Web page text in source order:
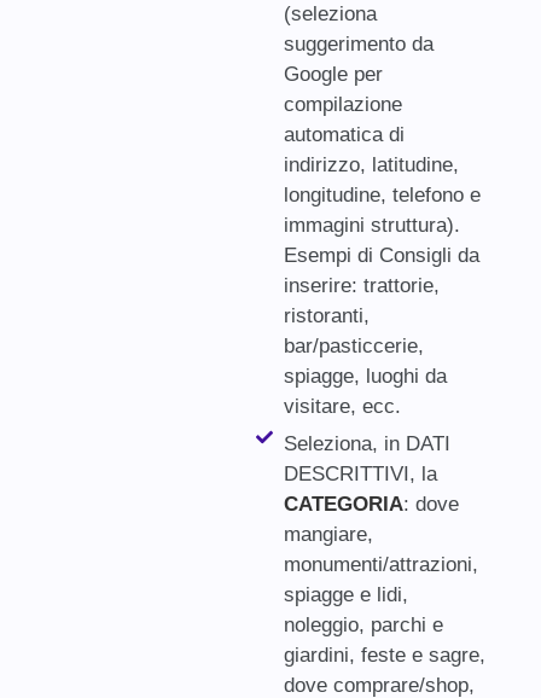
(seleziona
suggerimento da
Google per
compilazione
automatica di
indirizzo, latitudine,
longitudine, telefono e
immagini struttura).
Esempi di Consigli da
inserire: trattorie,
ristoranti,
bar/pasticcerie,
spiagge, luoghi da
visitare, ecc.
Seleziona, in DATI
DESCRITTIVI, la
CATEGORIA: dove
mangiare,
monumenti/attrazioni,
spiagge e lidi,
noleggio, parchi e
giardini, feste e sagre,
dove comprare/shop,